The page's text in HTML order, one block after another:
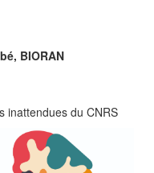
BIORAN
inattendues du CNRS